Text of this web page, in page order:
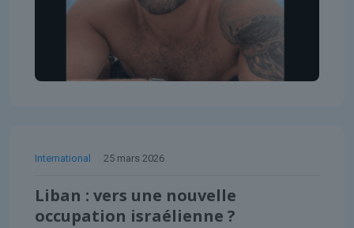
International 25 mars 2026
Liban : vers une nouvelle
occupation israélienne ?